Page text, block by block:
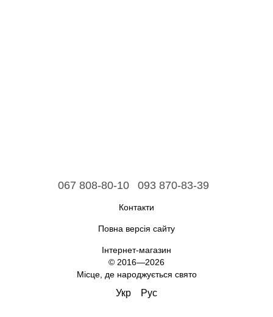
067 808-80-10 093 870-83-39
Контакти
Повна версія сайту
Інтернет-магазин
© 2016—2026
Місце, де народжується свято
Укр Рус